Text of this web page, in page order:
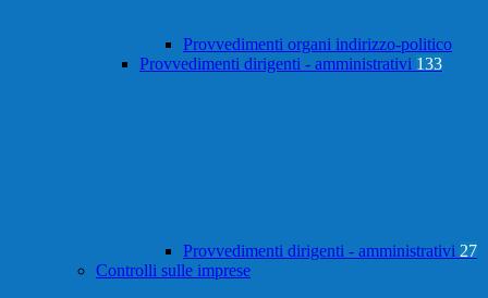
Provvedimenti organi indirizzo-politico
Provvedimenti dirigenti - amministrativi 133
Provvedimenti dirigenti - amministrativi 27
Controlli sulle imprese